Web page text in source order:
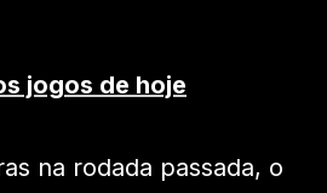
jogos de hoje
na rodada passada, o